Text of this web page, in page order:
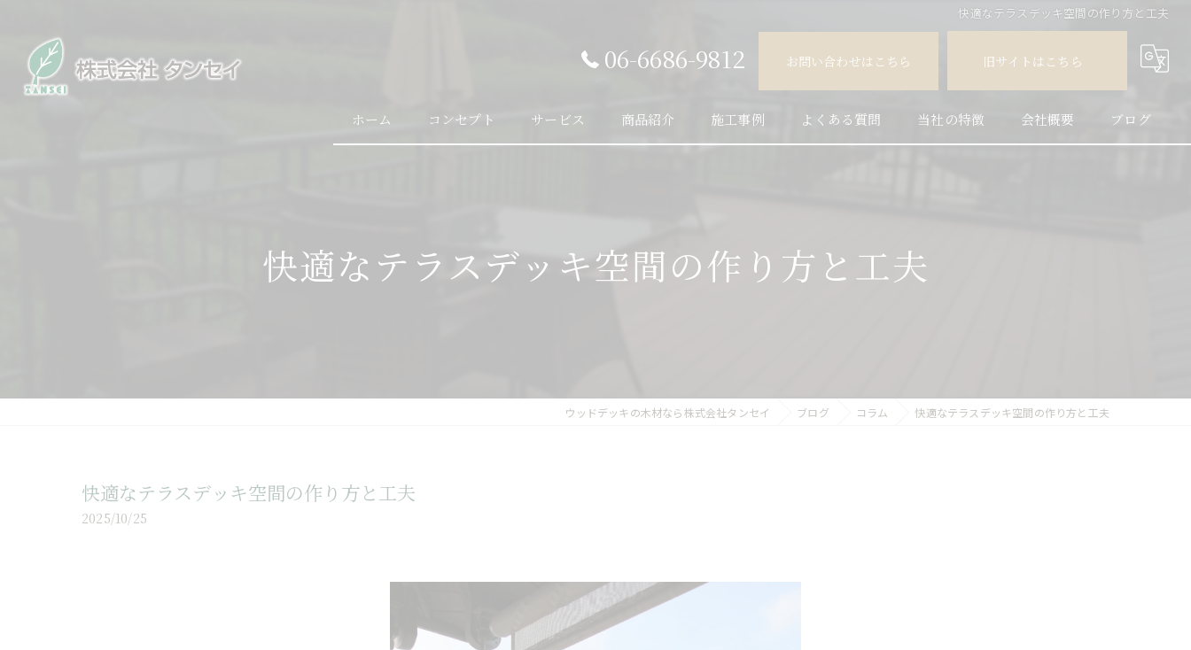
快適なテラスデッキ空間の作り方と工夫
06-6686-9812 お問い合わせはこちら 旧サイトはこちら
ホーム コンセプト サービス 商品紹介 施工事例 よくある質問 当社の特徴
フェンス
会社概要 ブログ
快適なテラスデッキ空間の作り方と工夫
ウッドデッキの木材なら株式会社タンセイ ブログ コラム 快適なテラスデッキ空間の作り方と工夫
快適なテラスデッキ空間の作り方と工夫
2025/10/25